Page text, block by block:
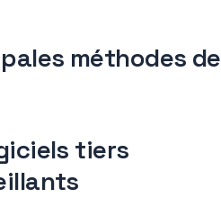
méthodes de
tiers